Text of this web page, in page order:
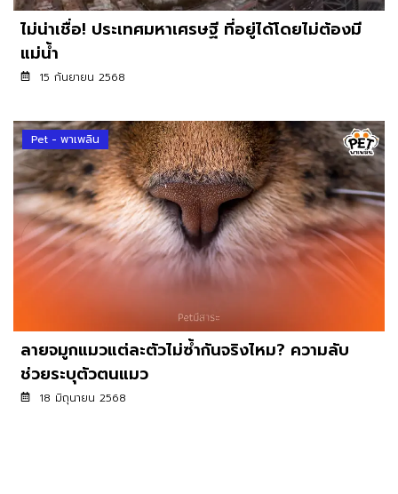
ไม่น่าเชื่อ! ประเทศมหาเศรษฐี ที่อยู่ได้โดยไม่ต้องมี
แม่น้ำ
15 กันยายน 2568
Pet - พาเพลิน
ลายจมูกแมวแต่ละตัวไม่ซ้ำกันจริงไหม? ความลับ
ช่วยระบุตัวตนแมว
18 มิถุนายน 2568